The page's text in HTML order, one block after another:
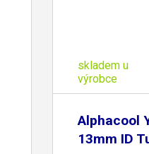
skladem u
výrobce
Alphacool
13mm ID